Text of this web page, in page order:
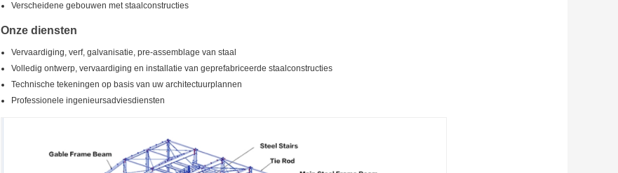
Verscheidene gebouwen met staalconstructies
Onze diensten
Vervaardiging, verf, galvanisatie, pre-assemblage van staal
Volledig ontwerp, vervaardiging en installatie van geprefabriceerde staalconstructies
Technische tekeningen op basis van uw architectuurplannen
Professionele ingenieursadviesdiensten